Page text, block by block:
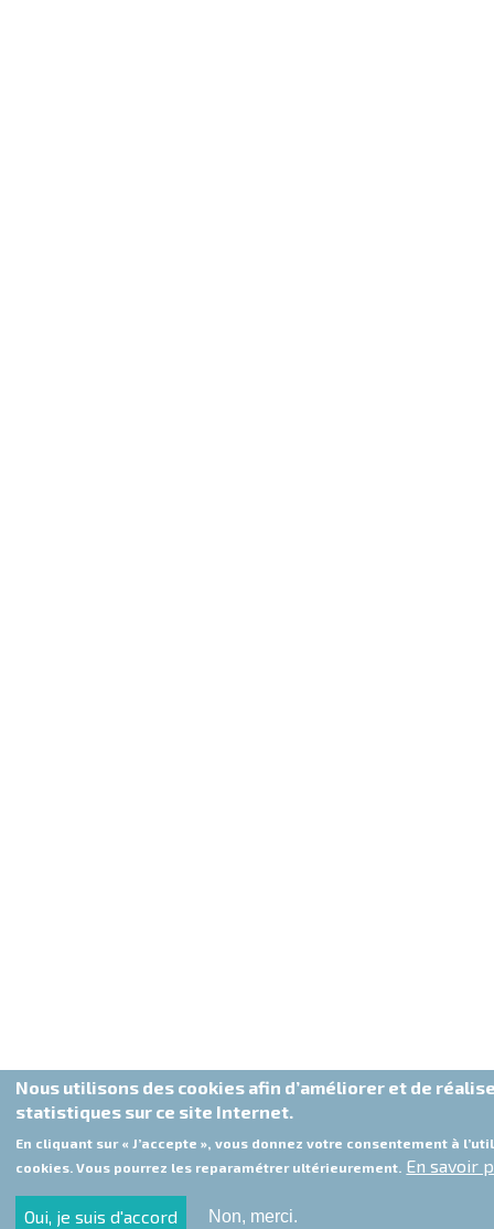
Nous utilisons des cookies afin d’améliorer et de
statistiques sur ce site Internet.
En cliquant sur « J’accepte », vous donnez votre consentement à
cookies. Vous pourrez les reparamétrer ultérieurement. En savoir
Oui, je suis d'accord Non, merci.